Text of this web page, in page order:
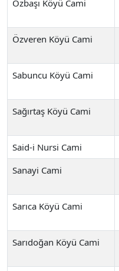
Özbaşı Köyü Cami
Özveren Köyü Cami
Sabuncu Köyü Cami
Sağırtaş Köyü Cami
Said-i Nursi Cami
Sanayi Cami
Sarıca Köyü Cami
Sarıdoğan Köyü Cami